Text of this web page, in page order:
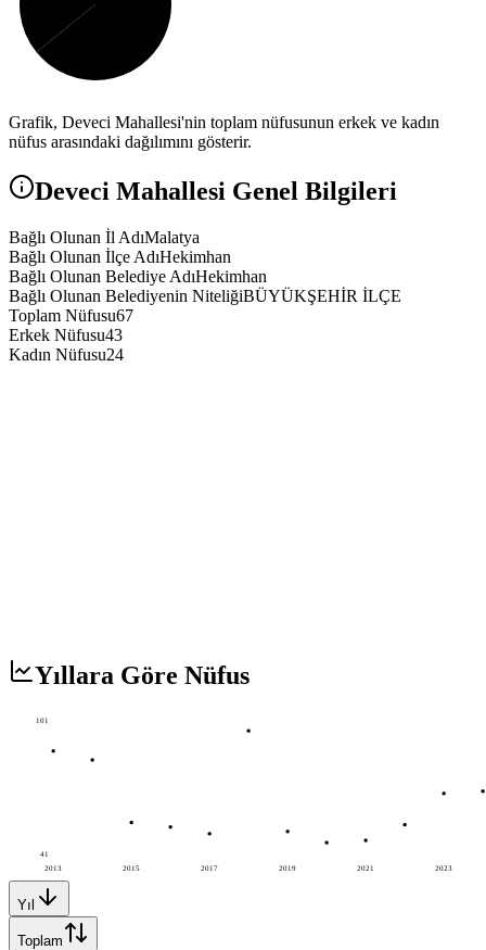
Grafik, Deveci Mahallesi'nin toplam nüfusunun erkek ve kadın
nüfus arasındaki dağılımını gösterir.
Deveci Mahallesi Genel Bilgileri
Bağlı Olunan İl AdıMalatya
Bağlı Olunan İlçe AdıHekimhan
Bağlı Olunan Belediye AdıHekimhan
Bağlı Olunan Belediyenin NiteliğiBÜYÜKŞEHİR İLÇE
Toplam Nüfusu67
Erkek Nüfusu43
Kadın Nüfusu24
Yıllara Göre Nüfus
2013 2015 2017 2019 2021 2023
101
41
Yıl
Toplam